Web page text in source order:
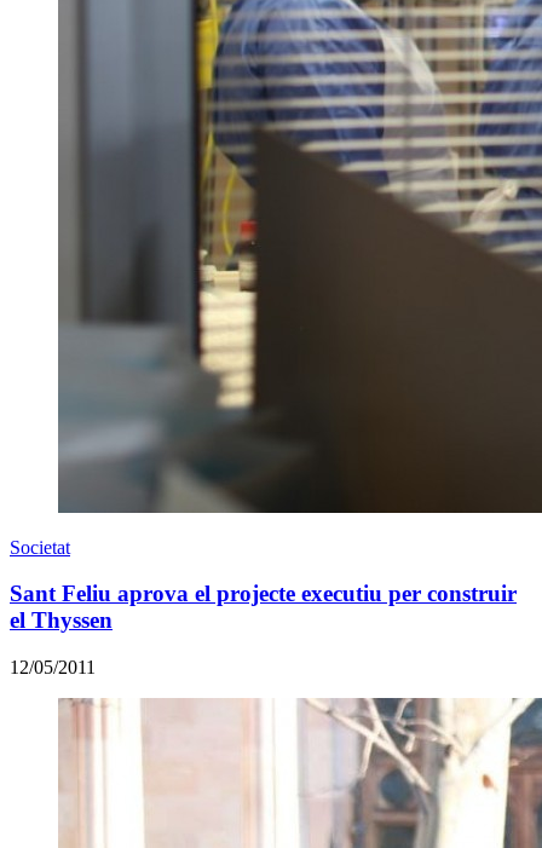
Societat
Sant Feliu aprova el projecte executiu per construir
el Thyssen
12/05/2011